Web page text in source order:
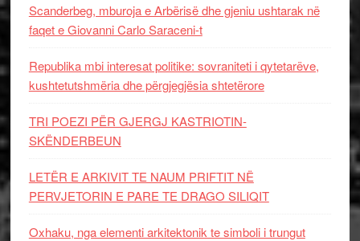
Scanderbeg, mburoja e Arbërisë dhe gjeniu ushtarak në
faqet e Giovanni Carlo Saraceni-t
Republika mbi interesat politike: sovraniteti i qytetarëve,
kushtetutshmëria dhe përgjegjësia shtetërore
TRI POEZI PËR GJERGJ KASTRIOTIN-
SKËNDERBEUN
LETËR E ARKIVIT TE NAUM PRIFTIT NË
PERVJETORIN E PARE TE DRAGO SILIQIT
Oxhaku, nga elementi arkitektonik te simboli i trungut